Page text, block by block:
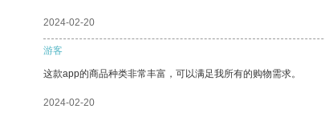
2024-02-20
游客
这款app的商品种类非常丰富，可以满足我所有的购物需求。
2024-02-20